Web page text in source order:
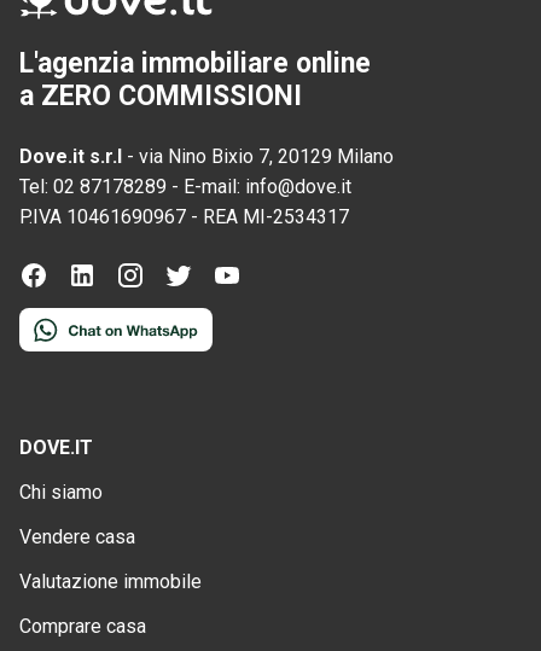
L'agenzia immobiliare online
a ZERO COMMISSIONI
Dove.it s.r.l - via Nino Bixio 7, 20129 Milano
Tel: 02 87178289 - E-mail: info@dove.it
P.IVA 10461690967 - REA MI-2534317
DOVE.IT
Chi siamo
Vendere casa
Valutazione immobile
Comprare casa